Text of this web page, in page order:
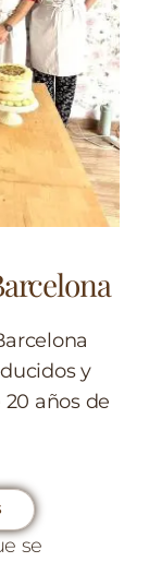
y
años de
se